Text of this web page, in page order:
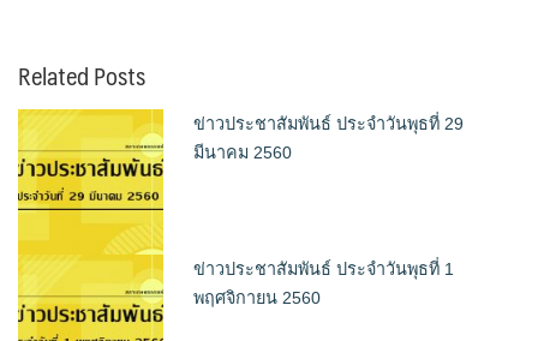
Related Posts
ข่าวประชาสัมพันธ์ ประจำวันพุธที่ 29
มีนาคม 2560
ข่าวประชาสัมพันธ์ ประจำวันพุธที่ 1
พฤศจิกายน 2560